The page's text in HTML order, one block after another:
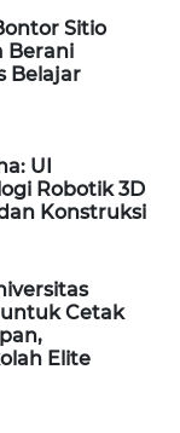
Sitio
Berani
Belajar
UI
Robotik 3D
Konstruksi
Cetak
Elite